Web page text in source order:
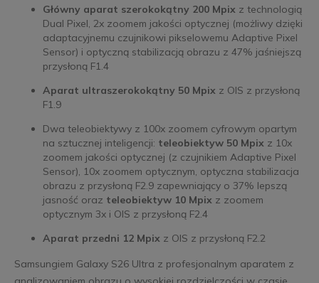
Główny aparat szerokokątny 200 Mpixz technologią
Dual Pixel, 2x zoomem jakości optycznej (możliwy dzięki
adaptacyjnemu czujnikowi pikselowemu Adaptive Pixel
Sensor) i optyczną stabilizacją obrazu z 47% jaśniejszą
przysłoną F1.4
Aparat ultraszerokokątny 50 Mpixz OIS z przysłoną
F1.9
Dwa teleobiektywy z 100x zoomem cyfrowym opartym
na sztucznej inteligencji: teleobiektyw 50 Mpixz 10x
zoomem jakości optycznej (z czujnikiem Adaptive Pixel
Sensor), 10x zoomem optycznym, optyczna stabilizacja
obrazu z przysłoną F2.9 zapewniający o 37% lepszą
jasność oraz teleobiektyw 10 Mpixz zoomem
optycznym 3x i OIS z przysłoną F2.4
Aparat przedni 12 Mpixz OIS z przysłoną F2.2
Samsungiem Galaxy S26 Ultra z profesjonalnym aparatem z